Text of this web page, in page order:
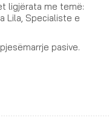
ligjërata me temë:
Lila, Specialiste e
pasive.